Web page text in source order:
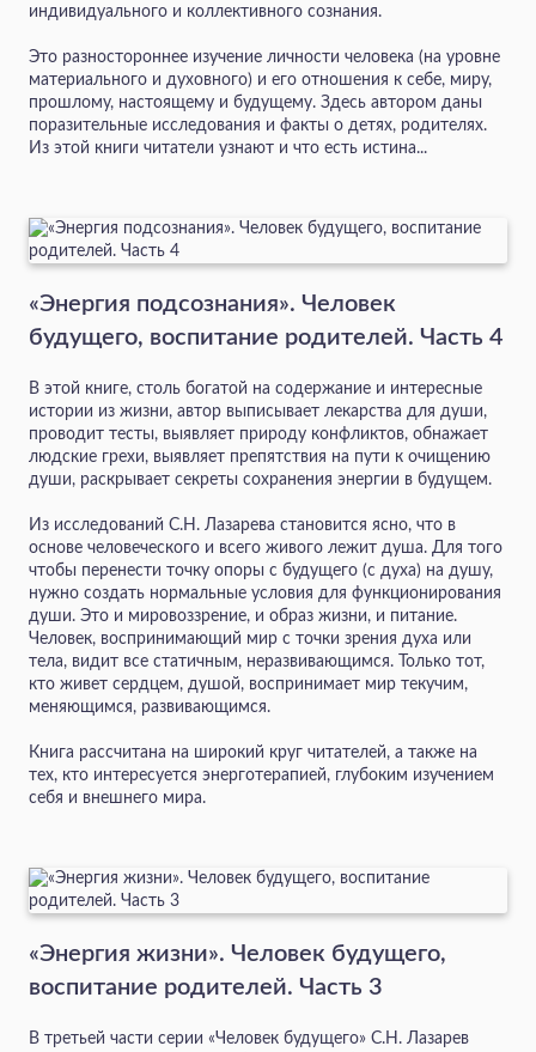
индивидуального и коллективного сознания.
Это разностороннее изучение личности человека (на уровне
материального и духовного) и его отношения к себе, миру,
прошлому, настоящему и будущему. Здесь автором даны
поразительные исследования и факты о детях, родителях.
Из этой книги читатели узнают и что есть истина...
«Энергия подсознания». Человек
будущего, воспитание родителей. Часть 4
В этой книге, столь богатой на содержание и интересные
истории из жизни, автор выписывает лекарства для души,
проводит тесты, выявляет природу конфликтов, обнажает
людские грехи, выявляет препятствия на пути к очищению
души, раскрывает секреты сохранения энергии в будущем.
Из исследований С.Н. Лазарева становится ясно, что в
основе человеческого и всего живого лежит душа. Для того
чтобы перенести точку опоры с будущего (с духа) на душу,
нужно создать нормальные условия для функционирования
души. Это и мировоззрение, и образ жизни, и питание.
Человек, воспринимающий мир с точки зрения духа или
тела, видит все статичным, неразвивающимся. Только тот,
кто живет сердцем, душой, воспринимает мир текучим,
меняющимся, развивающимся.
Книга рассчитана на широкий круг читателей, а также на
тех, кто интересуется энерготерапией, глубоким изучением
себя и внешнего мира.
«Энергия жизни». Человек будущего,
воспитание родителей. Часть 3
В третьей части серии «Человек будущего» С.Н. Лазарев